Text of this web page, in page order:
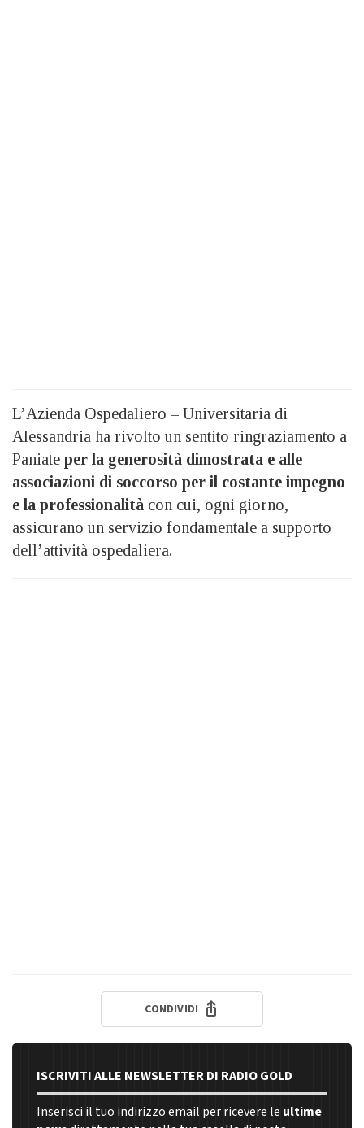
L’Azienda Ospedaliero – Universitaria di
Alessandria ha rivolto un sentito ringraziamento a
Paniate per la generosità dimostrata e alle
associazioni di soccorso per il costante impegno
e la professionalità con cui, ogni giorno,
assicurano un servizio fondamentale a supporto
dell’attività ospedaliera.
CONDIVIDI
ISCRIVITI ALLE NEWSLETTER DI RADIO GOLD
Inserisci il tuo indirizzo email per ricevere le ultime